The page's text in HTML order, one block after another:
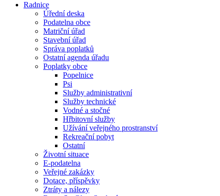
Radnice
Úřední deska
Podatelna obce
Matriční úřad
Stavební úřad
Správa poplatků
Ostatní agenda úřadu
Poplatky obce
Popelnice
Psi
Služby administrativní
Služby technické
Vodné a stočné
Hřbitovní služby
Užívání veřejného prostranství
Rekreační pobyt
Ostatní
Životní situace
E-podatelna
Veřejné zakázky
Dotace, příspěvky
Ztráty a nálezy